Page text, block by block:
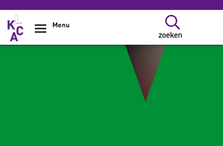
Overslaan en naar de inhoud gaan
zoeken
Menu